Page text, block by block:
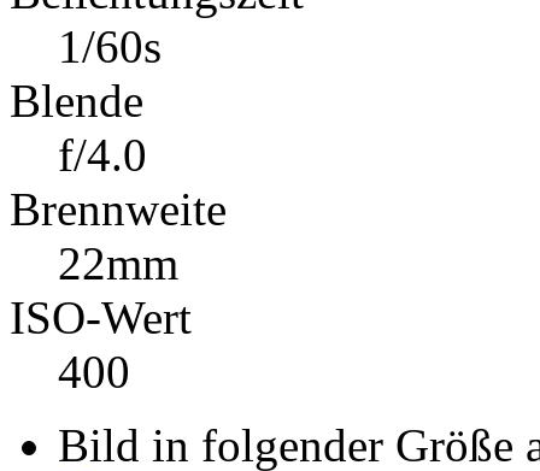
Belichtungszeit
1/60s
Blende
f/4.0
Brennweite
22mm
ISO-Wert
400